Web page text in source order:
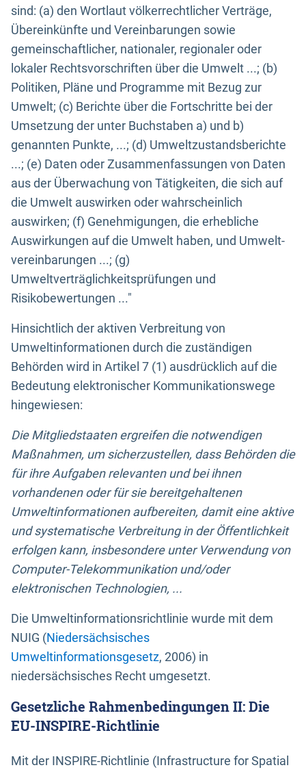
sind: (a) den Wortlaut völkerrechtlicher Verträge,
Übereinkünfte und Vereinbarungen sowie
gemeinschaftlicher, nationaler, regionaler oder
lokaler Rechtsvorschriften über die Umwelt ...; (b)
Politiken, Pläne und Programme mit Bezug zur
Umwelt; (c) Berichte über die Fortschritte bei der
Umsetzung der unter Buchstaben a) und b)
genannten Punkte, ...; (d) Umweltzustandsberichte
...; (e) Daten oder Zusammenfassungen von Daten
aus der Überwachung von Tätigkeiten, die sich auf
die Umwelt auswirken oder wahrscheinlich
auswirken; (f) Genehmigungen, die erhebliche
Auswirkungen auf die Umwelt haben, und Umwelt-
vereinbarungen ...; (g)
Umweltverträglichkeitsprüfungen und
Risikobewertungen ..."
Hinsichtlich der aktiven Verbreitung von
Umweltinformationen durch die zuständigen
Behörden wird in Artikel 7 (1) ausdrücklich auf die
Bedeutung elektronischer Kommunikationswege
hingewiesen:
Die Mitgliedstaaten ergreifen die notwendigen
Maßnahmen, um sicherzustellen, dass Behörden die
für ihre Aufgaben relevanten und bei ihnen
vorhandenen oder für sie bereitgehaltenen
Umweltinformationen aufbereiten, damit eine aktive
und systematische Verbreitung in der Öffentlichkeit
erfolgen kann, insbesondere unter Verwendung von
Computer-Telekommunikation und/oder
elektronischen Technologien, ...
Die Umweltinformationsrichtlinie wurde mit dem
NUIG (Niedersächsisches
Umweltinformationsgesetz, 2006) in
niedersächsisches Recht umgesetzt.
Gesetzliche Rahmenbedingungen II: Die
EU-INSPIRE-Richtlinie
Mit der INSPIRE-Richtlinie (Infrastructure for Spatial